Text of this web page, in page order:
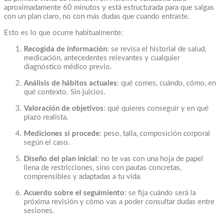
aproximadamente 60 minutos y está estructurada para que salgas
con un plan claro, no con más dudas que cuando entraste.
Esto es lo que ocurre habitualmente:
Recogida de información: se revisa el historial de salud,
medicación, antecedentes relevantes y cualquier
diagnóstico médico previo.
Análisis de hábitos actuales: qué comes, cuándo, cómo, en
qué contexto. Sin juicios.
Valoración de objetivos: qué quieres conseguir y en qué
plazo realista.
Mediciones si procede: peso, talla, composición corporal
según el caso.
Diseño del plan inicial : no te vas con una hoja de papel
llena de restricciones, sino con pautas concretas,
comprensibles y adaptadas a tu vida.
Acuerdo sobre el seguimiento: se fija cuándo será la
próxima revisión y cómo vas a poder consultar dudas entre
sesiones.